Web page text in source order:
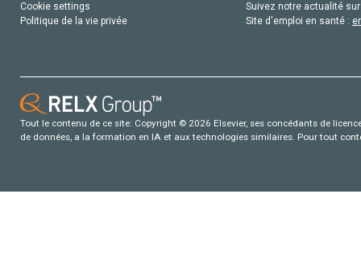
Cookie settings
Politique de la vie privée
Suivez notre actualité
Site d'emploi en santé :
Tout le contenu de ce site: Copyright © 2026 Elsevier, ses concédants de
de données, a la formation en IA et aux technologies similaires. Pour tout